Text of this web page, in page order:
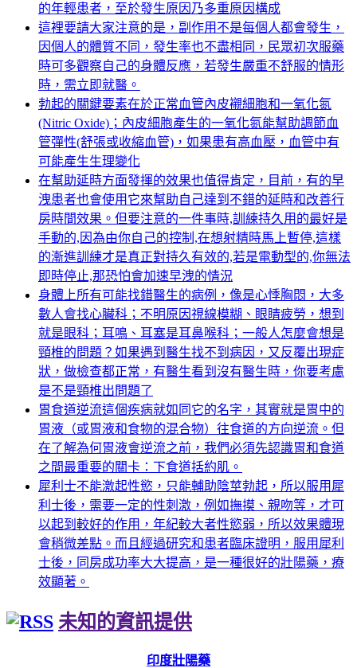
的年輕患者，至於發生原因乃多重原因構成
這裡要請大家注意的是，副作用不是每個人都會發生，
因個人的體質不同，發生率也不盡相同，民眾初次服藥
時可多觀察自己的身體反應，若發生嚴重不舒服的情形
時，需立即就醫。
勃起的關鍵要素在於正常血管內皮襯細胞和一氧化氮
(Nitric Oxide)；內皮細胞產生的一氧化氮能幫助調節血
管彈性(舒張或收縮血管)，如果患有高血壓，血管中有
可能產生生理變化
在幫助延時方面發揮的效果也值得肯定，目前，有的早
洩患者也會使用它來幫助自己達到不錯的延時和改善行
房時間效果。但要注意的一件事時,訓練持久用的最好是
手動的,因為由你自己的控制,在想射精時馬上暫停,這樣
的漸進訓練才是真正對持久有效的,若是電動型的,你無法
即時停止,那恐怕會加速早洩的情況
身體上所有可能找錯醫生的病例，像是心悸胸悶，大多
數人會找心臟科；不明原因視線模糊、眼睛疲勞，想到
就是眼科；耳鳴、耳塞是耳鼻喉科；一般人怎麼會想是
頸椎的問題？如果遇到醫生找不到病因，又反覆出現症
狀，做檢查都正常，有醫生看到沒有醫生時，你要考慮
是不是頸椎出問題了
胃食道逆流這個疾病就如同它的名字，其實就是胃中的
胃液（或胃液和食物的混合物）往食道的方向逆流。但
在了解為何胃液會逆流之前，我們必須先認識胃和食道
之間最重要的關卡：下食道括約肌。
犀利士不能激起性慾，只能輔助陰莖勃起，所以服用犀
利士後，需要一定的性刺激，例如撫摸、親吻等，才可
以起到較好的作用，年紀較大者性慾弱，所以效果體現
會稍微差點。而且經過研究和患者臨床證明，服用犀利
士後，同房成功率大大提高，是一種很好的壯陽藥，療
效顯著。
未知的資訊提供
印度壯陽藥